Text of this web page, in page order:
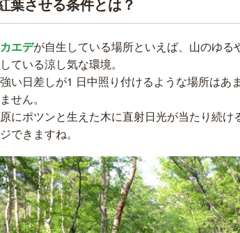
葉させる条件とは？
エデが自生している場所といえば、山のゆ
ている涼し気な環境。
い日差しが1 日中照り付けるような場所はあ
せん。
にポツンと生えた木に直射日光が当たり続
できますね。